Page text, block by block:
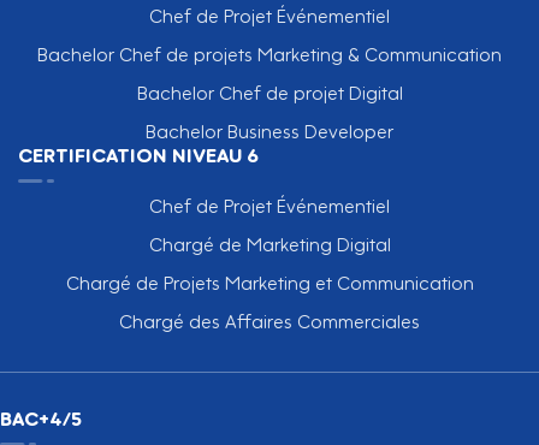
Chef de Projet Événementiel
Bachelor Chef de projets Marketing & Communication
Bachelor Chef de projet Digital
Bachelor Business Developer
CERTIFICATION NIVEAU 6
Chef de Projet Événementiel
Chargé de Marketing Digital
Chargé de Projets Marketing et Communication
Chargé des Affaires Commerciales
BAC+4/5